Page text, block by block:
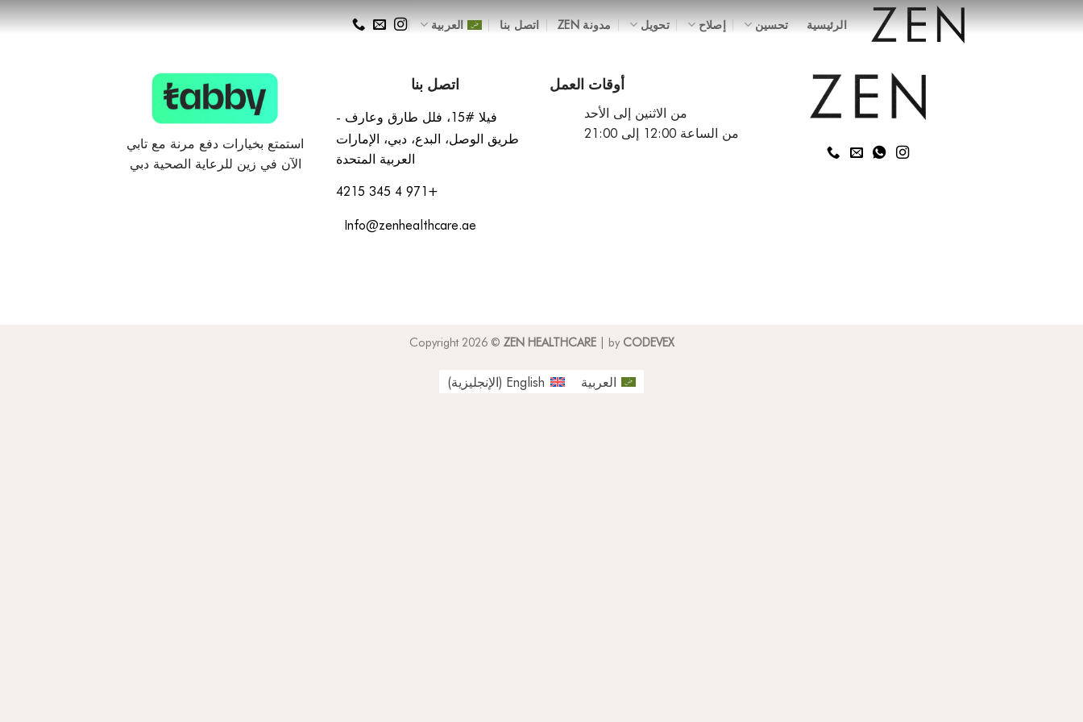
تخطي
للمحتوى
الرئيسية تحسين إصلاح تحويل مدونة ZEN اتصل بنا العربية
أوقات العمل
من الاثنين إلى الأحد
من الساعة 12:00 إلى 21:00
اتصل بنا
فيلا #15، فلل طارق وعارف -
طريق الوصل، البدع، دبي، الإمارات
العربية المتحدة
+971 4 345 4215
Info@zenhealthcare.ae
استمتع بخيارات دفع مرنة مع تابي
الآن في زين للرعاية الصحية دبي
Copyright 2026 © ZEN HEALTHCARE| by CODEVEX
العربية English
(الإنجليزية)